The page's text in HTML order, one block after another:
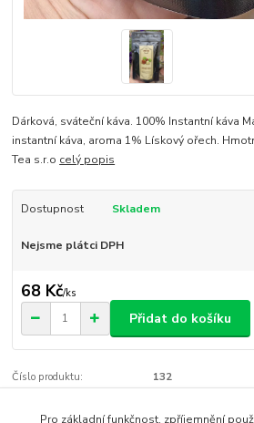
Dárková, sváteční káva. 100% Instantní káva
instantní káva, aroma 1% Lískový ořech.
Tea s.r.o celý popis
Dostupnost Skladem
Nejsme plátci DPH
68 Kč/ks
Přidat do košíku
Číslo produktu: 132
Pro základní funkčnost, zpříjemnění